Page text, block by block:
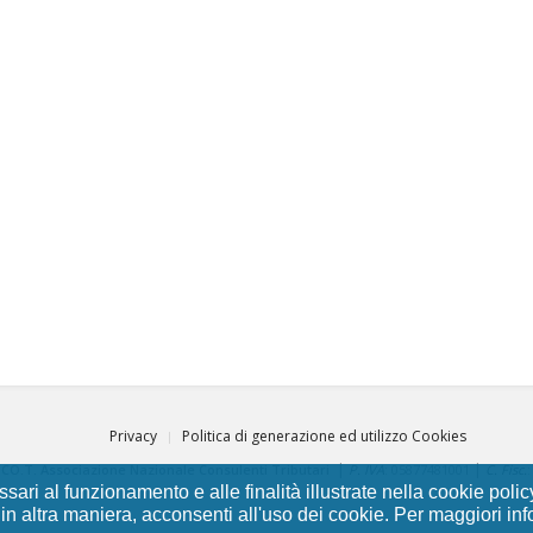
al funzionamento e alle finalità illustrate nella cookie
altra maniera, acconsenti all'uso dei cookie. Per maggiori
Privacy Politica di generazione ed utilizzo Cookies
Associazione Nazionale Consulenti Tributari|P. IVA: 05877481001|C. Fisc.